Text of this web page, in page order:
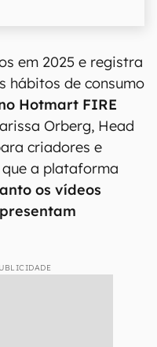
em 2025 e registra
hábitos de consumo
Hotmart FIRE
Orberg, Head
criadores e
a plataforma
os vídeos